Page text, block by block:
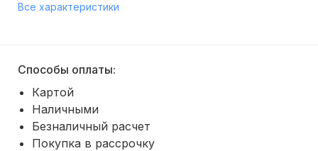
Все характеристики
Способы оплаты:
Картой
Наличными
Безналичный расчет
Покупка в рассрочку